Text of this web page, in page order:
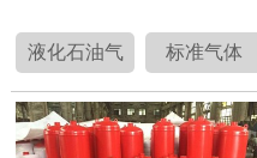
液化石油气 标准气体